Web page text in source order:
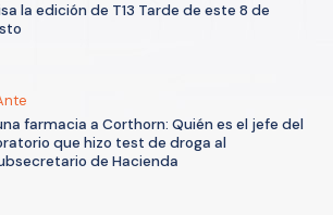
la edición de T13 Tarde de este 8 de
farmacia a Corthorn: Quién es el jefe del
que hizo test de droga al
de Hacienda